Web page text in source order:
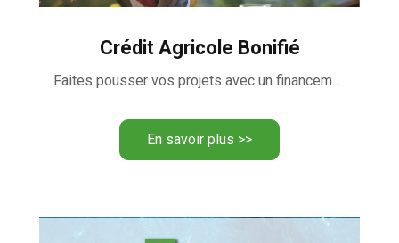
Crédit Agricole Bonifié
Faites pousser vos projets avec un financement bonifié.
En savoir plus >>